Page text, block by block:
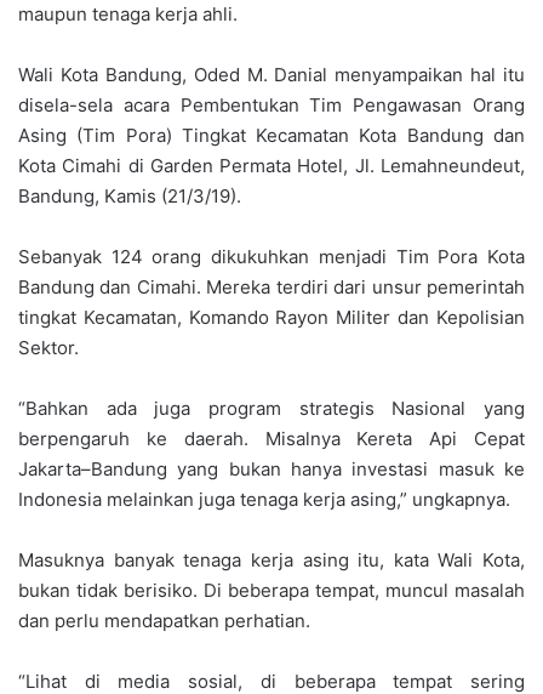
maupun tenaga kerja ahli.
Wali Kota Bandung, Oded M. Danial menyampaikan hal itu
disela-sela acara Pembentukan Tim Pengawasan Orang
Asing (Tim Pora) Tingkat Kecamatan Kota Bandung dan
Kota Cimahi di Garden Permata Hotel, Jl. Lemahneundeut,
Bandung, Kamis (21/3/19).
Sebanyak 124 orang dikukuhkan menjadi Tim Pora Kota
Bandung dan Cimahi. Mereka terdiri dari unsur pemerintah
tingkat Kecamatan, Komando Rayon Militer dan Kepolisian
Sektor.
“Bahkan ada juga program strategis Nasional yang
berpengaruh ke daerah. Misalnya Kereta Api Cepat
Jakarta–Bandung yang bukan hanya investasi masuk ke
Indonesia melainkan juga tenaga kerja asing,” ungkapnya.
Masuknya banyak tenaga kerja asing itu, kata Wali Kota,
bukan tidak berisiko. Di beberapa tempat, muncul masalah
dan perlu mendapatkan perhatian.
“Lihat di media sosial, di beberapa tempat sering